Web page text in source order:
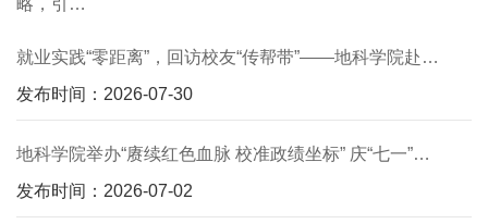
略，引…
就业实践“零距离”，回访校友“传帮带”——地科学院赴…
发布时间：2026-07-30
地科学院举办“赓续红色血脉 校准政绩坐标” 庆“七一”…
发布时间：2026-07-02